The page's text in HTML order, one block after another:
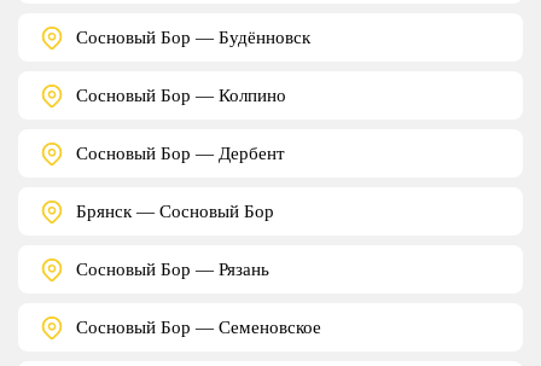
Сосновый Бор — Будённовск
Сосновый Бор — Колпино
Сосновый Бор — Дербент
Брянск — Сосновый Бор
Сосновый Бор — Рязань
Сосновый Бор — Семеновское